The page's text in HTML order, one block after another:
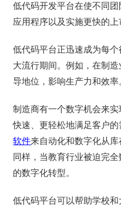
低代码开发平台在使不同
应用程序以及实施更快的上
低代码平台正迅速成为每
大流行期间。例如，在制
导地位，影响生产力和效率
制造商有一个数字机会来
快速、更轻松地满足客户
软件来自动化和数字化从库
同样，当教育行业被迫完
的数字化转型。
低代码平台可以帮助学校